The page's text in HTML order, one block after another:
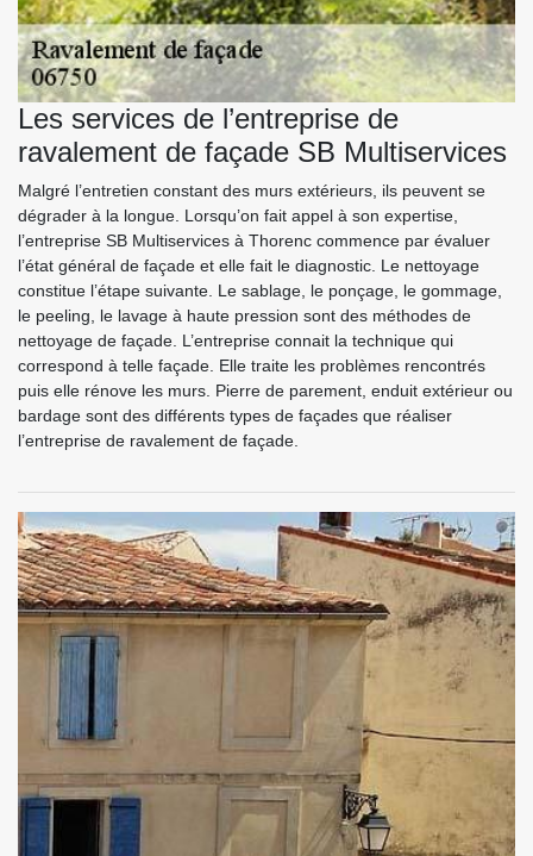
Les services de l’entreprise de
ravalement de façade SB Multiservices
Malgré l’entretien constant des murs extérieurs, ils peuvent se
dégrader à la longue. Lorsqu’on fait appel à son expertise,
l’entreprise SB Multiservices à Thorenc commence par évaluer
l’état général de façade et elle fait le diagnostic. Le nettoyage
constitue l’étape suivante. Le sablage, le ponçage, le gommage,
le peeling, le lavage à haute pression sont des méthodes de
nettoyage de façade. L’entreprise connait la technique qui
correspond à telle façade. Elle traite les problèmes rencontrés
puis elle rénove les murs. Pierre de parement, enduit extérieur ou
bardage sont des différents types de façades que réaliser
l’entreprise de ravalement de façade.